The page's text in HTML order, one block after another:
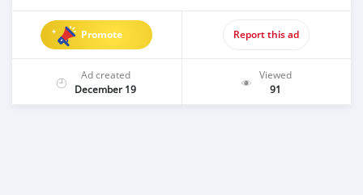
Promote Report this ad
Ad created
December 19
Viewed
91